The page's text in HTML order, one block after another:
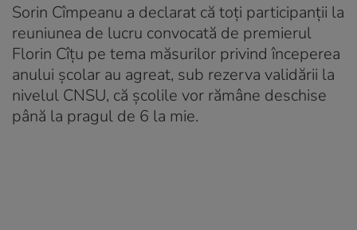
Sorin Cîmpeanu a declarat că toţi participanţii la
reuniunea de lucru convocată de premierul
Florin Cîțu pe tema măsurilor privind începerea
anului şcolar au agreat, sub rezerva validării la
nivelul CNSU, că şcolile vor rămâne deschise
până la pragul de 6 la mie.